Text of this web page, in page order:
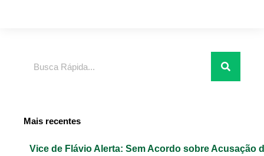
Mais recentes
Vice de Flávio Alerta: Sem Acordo sobre Acusação